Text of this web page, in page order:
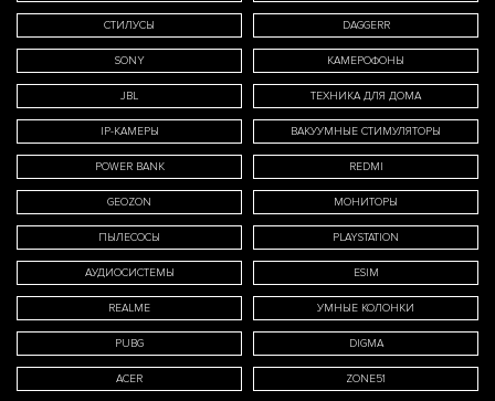
СТИЛУСЫ DAGGERR
SONY КАМЕРОФОНЫ
JBL ТЕХНИКА ДЛЯ ДОМА
IP-КАМЕРЫ ВАКУУМНЫЕ СТИМУЛЯТОРЫ
POWER BANK REDMI
GEOZON МОНИТОРЫ
ПЫЛЕСОСЫ PLAYSTATION
АУДИОСИСТЕМЫ ESIM
REALME УМНЫЕ КОЛОНКИ
PUBG DIGMA
ACER ZONE51